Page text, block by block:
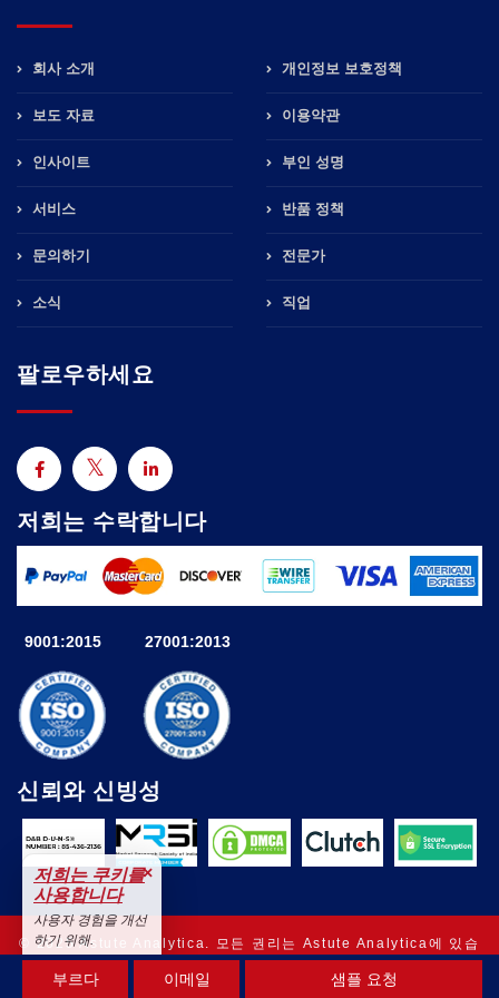
부르다 이메일 샘플 요청
회사 소개
보도 자료
인사이트
서비스
문의하기
소식
개인정보 보호정책
이용약관
부인 성명
반품 정책
전문가
직업
팔로우하세요
저희는 수락합니다
9001:2015 27001:2013
신뢰와 신빙성
© 2025 Astute Analytica. 모든 권리는 Astute Analytica에 있습
저희는 쿠키를
사용합니다
×
사용자 경험을 개선
하기 위해.